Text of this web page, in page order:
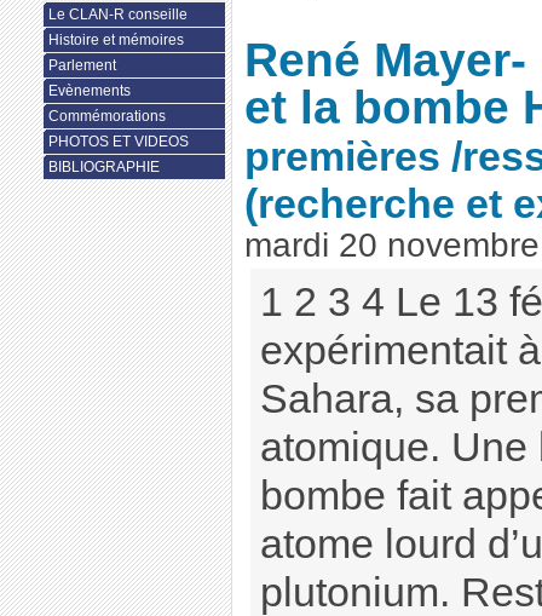
René
et la bombe
premières /
(recherche et
mardi 20
1 2 3 4 Le 13
expérimentait
Sahara, sa
atomique. Une
bombe fait
atome lourd
plutonium.
Le CLAN-R conseille
Histoire et mémoires
Parlement
Evènements
Commémorations
PHOTOS ET VIDEOS
BIBLIOGRAPHIE